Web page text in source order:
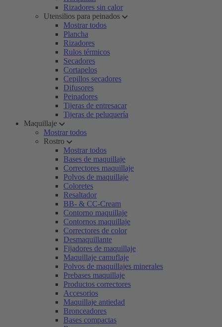
Rizadores sin calor
Utensilios para peinados
Mostrar todos
Plancha
Rizadores
Rulos térmicos
Secadores
Cortapelos
Cepillos secadores
Difusores
Peinadores
Tijeras de entresacar
Tijeras de peluquería
Maquillaje
Mostrar todos
Rostro
Mostrar todos
Bases de maquillaje
Correctores maquillaje
Polvos de maquillaje
Coloretes
Resaltador
BB- & CC-Cream
Contorno maquillaje
Contornos maquillaje
Correctores de color
Desmaquillante
Fijadores de maquillaje
Maquillaje camuflaje
Polvos de maquillajes minerales
Prebases maquillaje
Productos correctores
Accesorios
Maquillaje antiedad
Bronceadores
Bases compactas